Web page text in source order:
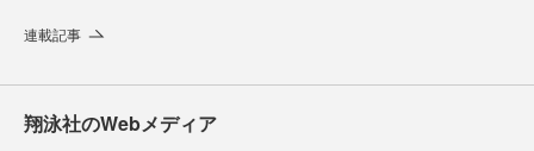
連載記事
翔泳社のWebメディア